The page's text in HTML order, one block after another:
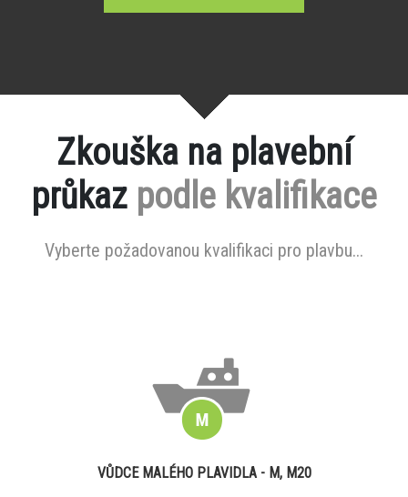
Zkouška na plavební
průkaz podle kvalifikace
Vyberte požadovanou kvalifikaci pro plavbu...
VŮDCE MALÉHO PLAVIDLA - M, M20